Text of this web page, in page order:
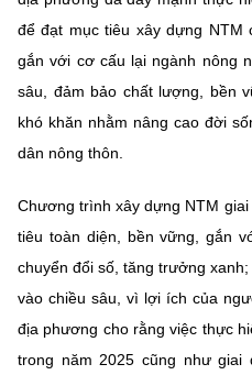
Điện thoại: 024 3936 9506
Email: stc@mst.gov.vn
©2026 Bản quyền thuộc Bộ
website này)
để đạt mục tiêu xây dựng NTM
gắn với cơ cấu lại ngành nông
sâu, đảm bảo chất lượng, bền
khó khăn nhằm nâng cao đời
dân nông thôn.
Chương trình xây dựng NTM
tiêu toàn diện, bền vững, gắn
chuyển đổi số, tăng trưởng
vào chiều sâu, vì lợi ích của
địa phương cho rằng việc thực
trong năm 2025 cũng như giai